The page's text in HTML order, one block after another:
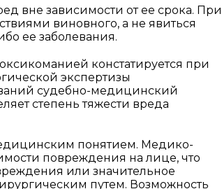
вне зависимости от ее срока. При
виновного, а не явиться
ее заболевания.
констатируется при
экспертизы
судебно-медицинский
степень тяжести вреда
понятием. Медико-
повреждения на лице, что
или значительное
путем. Возможность